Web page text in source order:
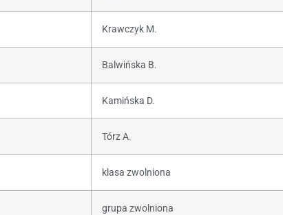
Krawczyk M.
Balwińska B.
Kamińska D.
Tórz A.
klasa zwolniona
grupa zwolniona